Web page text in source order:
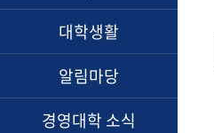
대학생활
알림마당
경영대학 소식